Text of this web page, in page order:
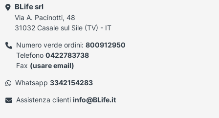
BLife srl
Via A. Pacinotti, 48
31032 Casale sul Sile (TV) - IT
Numero verde ordini: 800912950
Telefono 0422783738
Fax (usare email)
Whatsapp 3342154283
Assistenza clienti info@BLife.it